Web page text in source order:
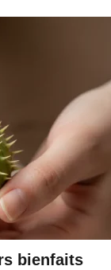
bienfaits